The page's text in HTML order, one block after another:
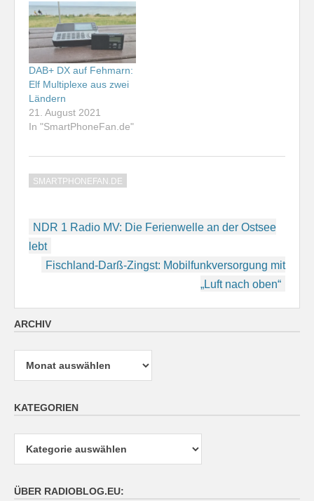
DAB+ DX auf Fehmarn:
Elf Multiplexe aus zwei
Ländern
21. August 2021
In "SmartPhoneFan.de"
SMARTPHONEFAN.DE
Beitragsnavigation
NDR 1 Radio MV: Die Ferienwelle an der Ostsee
lebt
Fischland-Darß-Zingst: Mobilfunkversorgung mit
„Luft nach oben“
ARCHIV
Archiv
KATEGORIEN
ÜBER RADIOBLOG.EU: